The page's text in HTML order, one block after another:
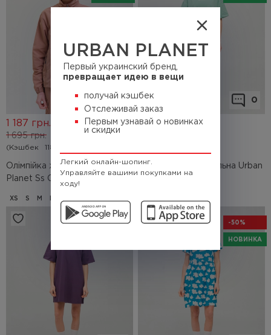
URBAN PLANET
Первый украинский бренд,
превращает идею в вещи
получай кэшбек
Отслеживай заказ
Первым узнавай о новинках
и скидки
Легкий онлайн-шопинг.
Управляйте вашими покупками на
ходу!
0
Олімпійка жіноча Urban
Planet Ss Ovr Te
1 695 грн.
1 187 грн.
(Кэшбек 118.7 грн.)
XS S M
0
Сукня оверсайз щільна Urban
Planet C Grg Cl
498 грн.
-50% -50%
НОВИНКА